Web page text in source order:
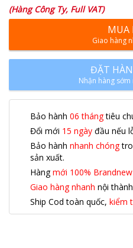
(Hàng Công Ty, Full VAT)
MUA
Giao hàng
ĐẶT
Nhận hàng
Bảo hành 06 thángtiêu
Đổi mới 15 ngày đầu nếu
Bảo hành nhanh chóng
sản xuất.
Hàngmới 100% Brandnew
Giao hàng nhanh nội
Ship Cod toàn quốc, kiểm